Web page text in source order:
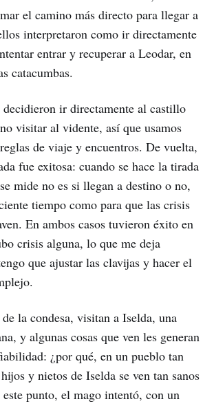
el camino más directo para llegar a
interpretaron como ir directamente
entrar y recuperar a Leodar, en
catacumbas.
ir directamente al castillo
visitar al vidente, así que usamos
de viaje y encuentros. De vuelta,
fue exitosa: cuando se hace la tirada
mide no es si llegan a destino o no,
tiempo como para que las crisis
En ambos casos tuvieron éxito en
crisis alguna, lo que me deja
que ajustar las clavijas y hacer el
la condesa, visitan a Iselda, una
y algunas cosas que ven les generan
¿por qué, en un pueblo tan
y nietos de Iselda se ven tan sanos
punto, el mago intentó, con un